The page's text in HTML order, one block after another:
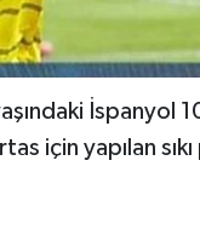
İspanyol 10
için yapılan